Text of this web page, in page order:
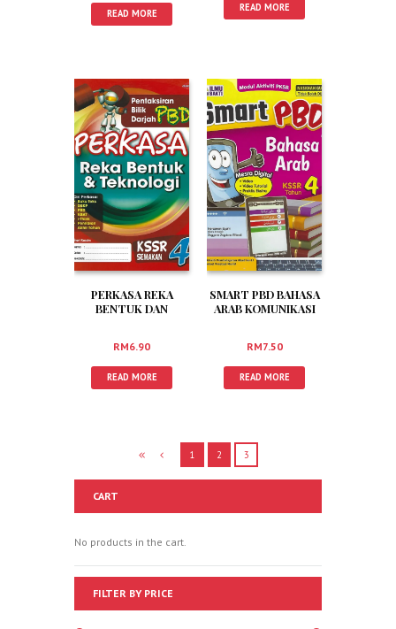
READ MORE
READ MORE
PERKASA REKA
BENTUK DAN
RM6.90
READ MORE
SMART PBD BAHASA
ARAB KOMUNIKASI
RM7.50
READ MORE
1 2 3
CART
No products in the cart.
FILTER BY PRICE